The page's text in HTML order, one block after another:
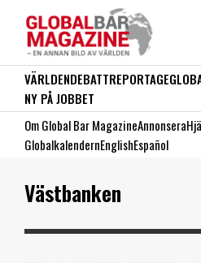
VÄRLDENDEBATTREPORTAGE
NY PÅ JOBBET
Om Global Bar MagazineAnnonsera
GlobalkalendernEnglishEspañol
Västbanken